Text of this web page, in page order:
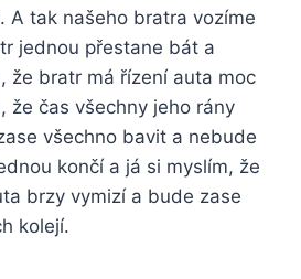
A tak našeho bratra vozíme
jednou přestane bát a
že bratr má řízení auta moc
že čas všechny jeho rány
všechno bavit a nebude
končí a já si myslím, že
brzy vymizí a bude zase
kolejí.